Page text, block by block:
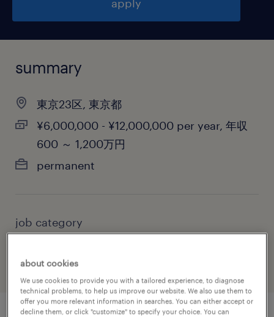
apply
summary
東京23区, 東京都
¥6,000,000 - ¥12,000,000 per year, 年収
600 ～ 1,200万円
permanent
job category
about cookies
We use cookies to provide you with a tailored experience, to diagnose
technical problems, to help us improve our website. We also use them to
offer you more relevant information in searches. You can either accept or
decline them, or click "customize" to specify your choice. You can